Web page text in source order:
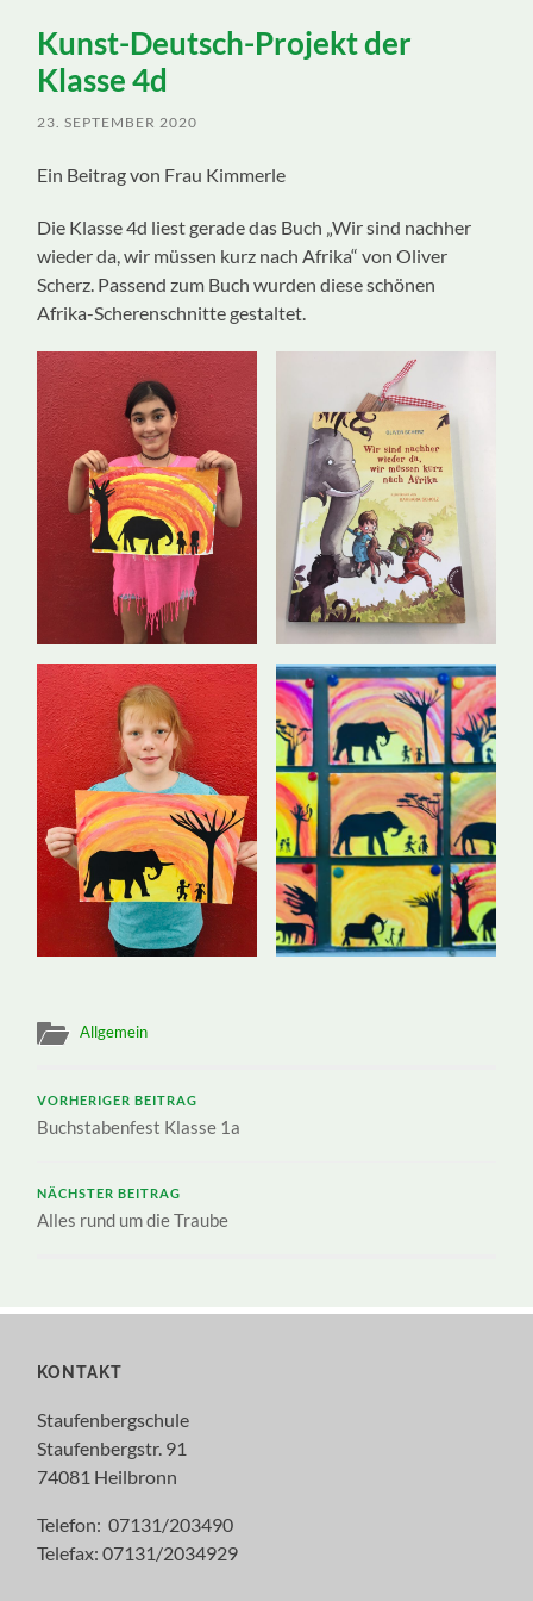
Kunst-Deutsch-Projekt der
Klasse 4d
23. SEPTEMBER 2020
Ein Beitrag von Frau Kimmerle
Die Klasse 4d liest gerade das Buch „Wir sind nachher
wieder da, wir müssen kurz nach Afrika“ von Oliver
Scherz. Passend zum Buch wurden diese schönen
Afrika-Scherenschnitte gestaltet.
Allgemein
VORHERIGER BEITRAG
Buchstabenfest Klasse 1a
NÄCHSTER BEITRAG
Alles rund um die Traube
KONTAKT
Staufenbergschule
Staufenbergstr. 91
74081 Heilbronn
Telefon: 07131/203490
Telefax: 07131/2034929